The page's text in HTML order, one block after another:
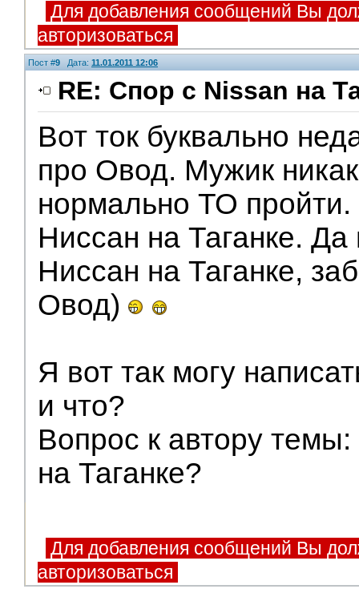
Для добавления сообщений Вы
авторизоваться
Пост #9 Дата: 11.01.2011 12:06
RE: Спор с Nissan на
Вот ток буквально
про Овод. Мужик
нормально ТО пройти.
Ниссан на Таганке.
Ниссан на Таганке,
Овод)
Я вот так могу
и что?
Вопрос к автору
на Таганке?
Для добавления сообщений Вы
авторизоваться